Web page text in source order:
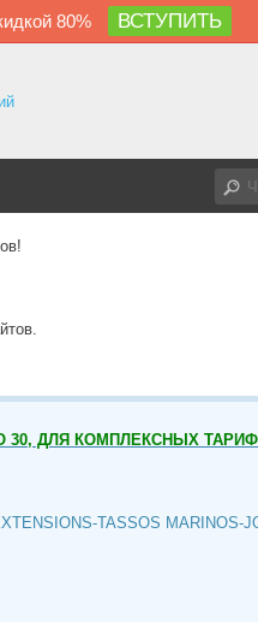
80% ВСТУПИТЬ
ДЛЯ КОМПЛЕКСНЫХ
TASSOS MARINOS-